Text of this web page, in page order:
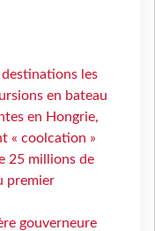
les
en bateau
en Hongrie,
« coolcation »
25 millions de
premier
gouverneure